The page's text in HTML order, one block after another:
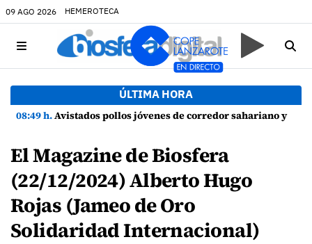
09 AGO 2026 HEMEROTECA
ÚLTIMA HORA
08:49 h.Avistados pollos jóvenes de corredor sahariano y episodios de cortejo de hubara cerca del rally de Lanzarote
El Magazine de Biosfera
(22/12/2024) Alberto Hugo
Rojas (Jameo de Oro
Solidaridad Internacional)